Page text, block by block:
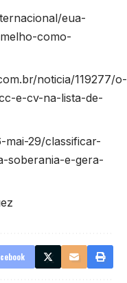
eua-
como-
noticia/119277/o-
e-cv-na-lista-de-
29/classificar-
soberania-e-gera-